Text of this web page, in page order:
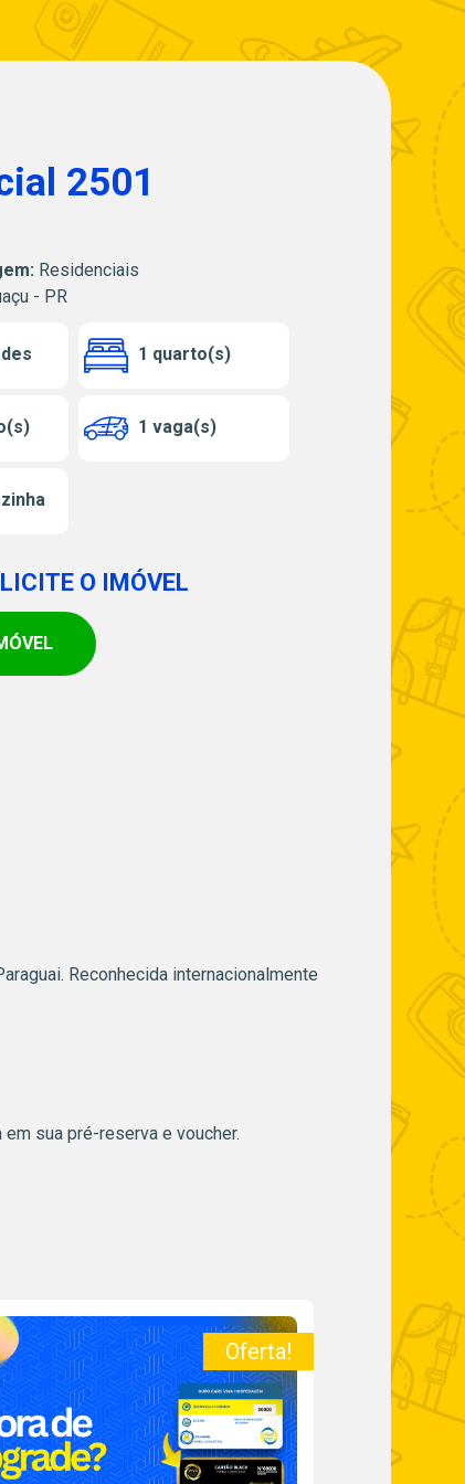
2501
Residenciais
- PR
1 quarto(s)
1 vaga(s)
O IMÓVEL
Reconhecida internacionalmente
sua pré-reserva e voucher.
Oferta!